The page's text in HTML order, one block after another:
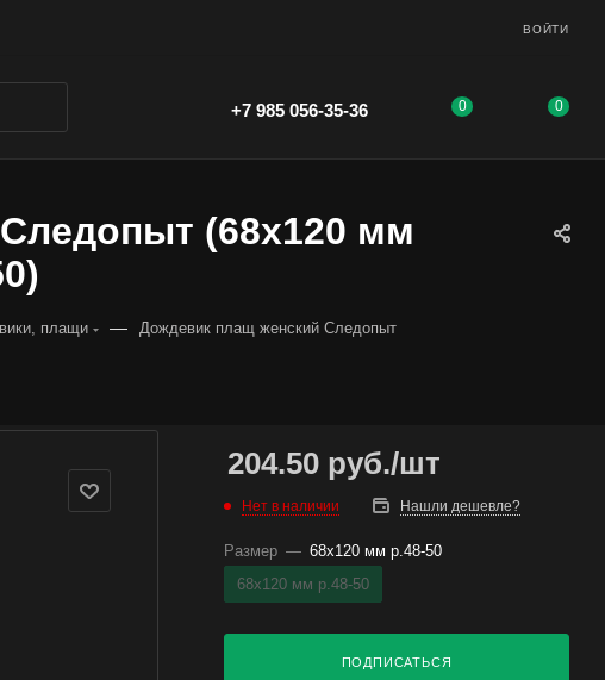
ВОЙТИ
+7 985 056-35-36 0 0
(68х120 мм
плащи — Дождевик плащ женский Следопыт
204.50 руб./шт
Нет в наличии Нашли дешевле?
Размер — 68х120 мм р.48-50
68х120 мм р.48-50
ПОДПИСАТЬСЯ